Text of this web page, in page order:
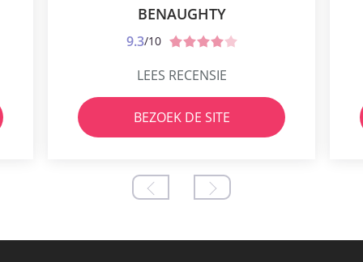
BENAUGHTY
9.3/10
LEES RECENSIE
BEZOEK DE SITE